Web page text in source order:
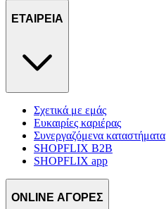
ΕΤΑΙΡΕΙΑ
Σχετικά με εμάς
Ευκαιρίες καριέρας
Συνεργαζόμενα καταστήματα
SHOPFLIX B2B
SHOPFLIX app
ONLINE ΑΓΟΡΕΣ